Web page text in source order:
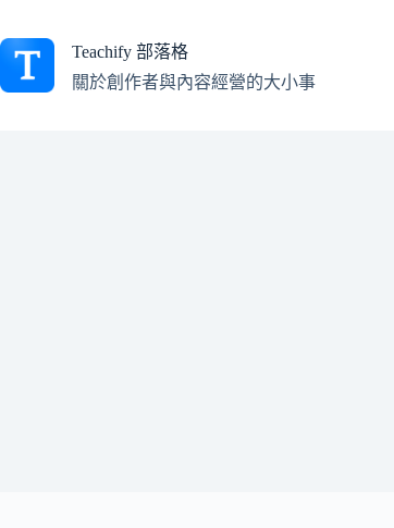
至
要
Teachify 部落格
關於創作者與內容經營的大小事